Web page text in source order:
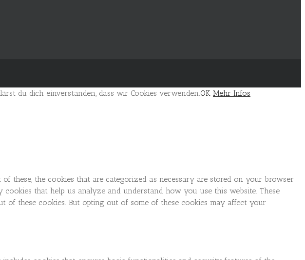
du dich einverstanden, dass wir Cookies verwenden.OK Mehr Infos
these, the cookies that are categorized as necessary are stored on your browser
that help us analyze and understand how you use this website. These
these cookies. But opting out of some of these cookies may affect your